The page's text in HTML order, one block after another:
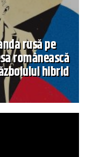
rusă pe
românească
hibrid